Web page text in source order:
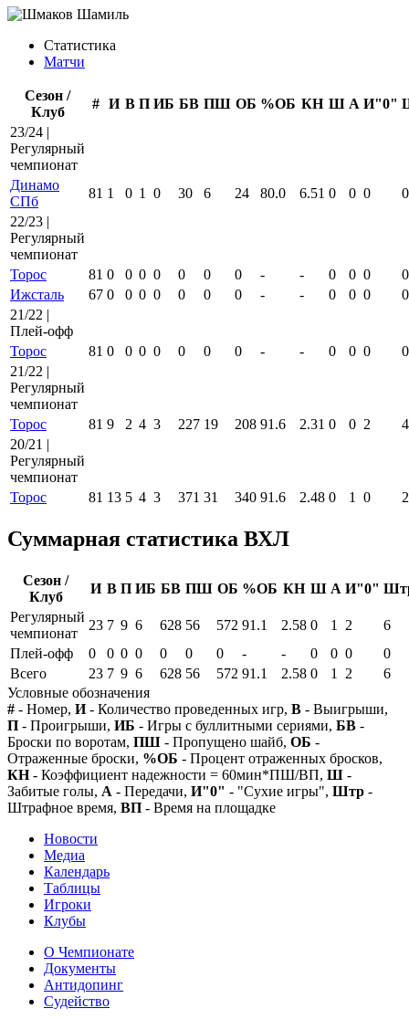
Статистика
Матчи
Сезон /
Клуб
# И В П ИБ БВ ПШ ОБ %ОБ КН Ш А И"0"
23/24 |
Регулярный
чемпионат
Динамо
СПб
81 1 0 1 0 30 6 24 80.0 6.51 0 0 0
0
22/23 |
Регулярный
чемпионат
Торос
81 0 0 0 0 0 0 0 - - 0 0 0
0
Ижсталь
67 0 0 0 0 0 0 0 - - 0 0 0
0
21/22 |
Плей-офф
Торос
81 0 0 0 0 0 0 0 - - 0 0 0
0
21/22 |
Регулярный
чемпионат
Торос
81 9 2 4 3 227 19 208 91.6 2.31 0 0 2
4
20/21 |
Регулярный
чемпионат
Торос
81 13 5 4 3 371 31 340 91.6 2.48 0 1 0 2
Суммарная статистика ВХЛ
Сезон /
Клуб
И В П ИБ БВ ПШ ОБ %ОБ КН Ш А И"0"
Регулярный
чемпионат
23 7 9 6 628 56 572 91.1 2.58 0 1 2
6
Плей-офф
0 0 0 0 0 0 0 - - 0 0 0
0
Всего
23 7 9 6 628 56 572 91.1 2.58 0 1 2
6
Условные обозначения
# - Номер, И- Количество проведенных игр, В - Выигрыши,
П - Проигрыши, ИБ - Игры с буллитными сериями, БВ -
Броски по воротам, ПШ - Пропущено шайб, ОБ -
Отраженные броски, %ОБ - Процент отраженных бросков,
КН- Коэффициент надежности = 60мин*ПШ/ВП, Ш -
Забитые голы, А - Передачи, И"0" - "Сухие игры", Штр -
Штрафное время, ВП - Время на площадке
Новости
Медиа
Календарь
Таблицы
Игроки
Клубы
О Чемпионате
Документы
Антидопинг
Судейство